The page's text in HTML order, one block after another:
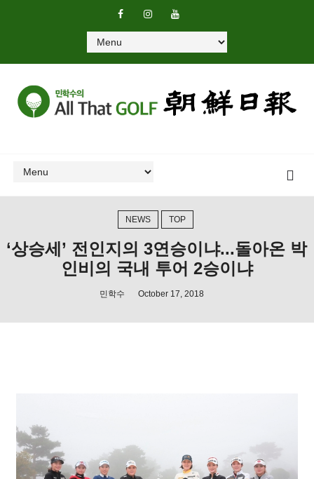
NEWS TOP
‘상승세’ 전인지의 3연승이냐...돌아온 박
인비의 국내 투어 2승이냐
민학수 October 17, 2018